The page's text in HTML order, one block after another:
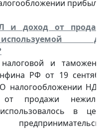
и доход от
и
РФ от 19
О налогообложении
от продажи
в